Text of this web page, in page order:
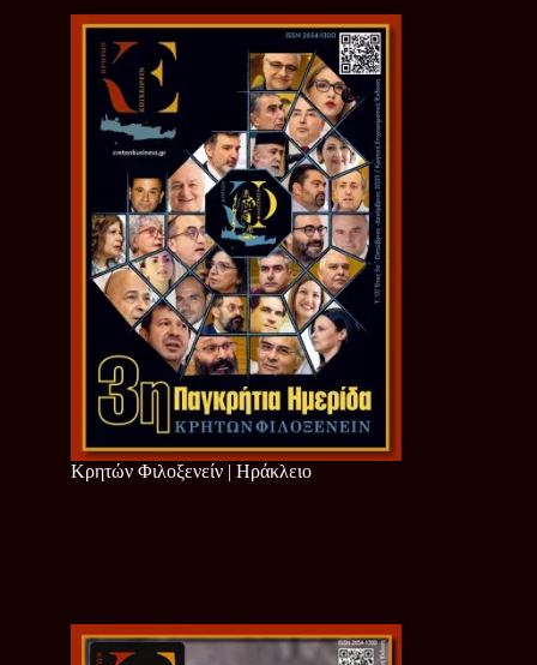
Κρητών Φιλοξενείν | Ηράκλειο